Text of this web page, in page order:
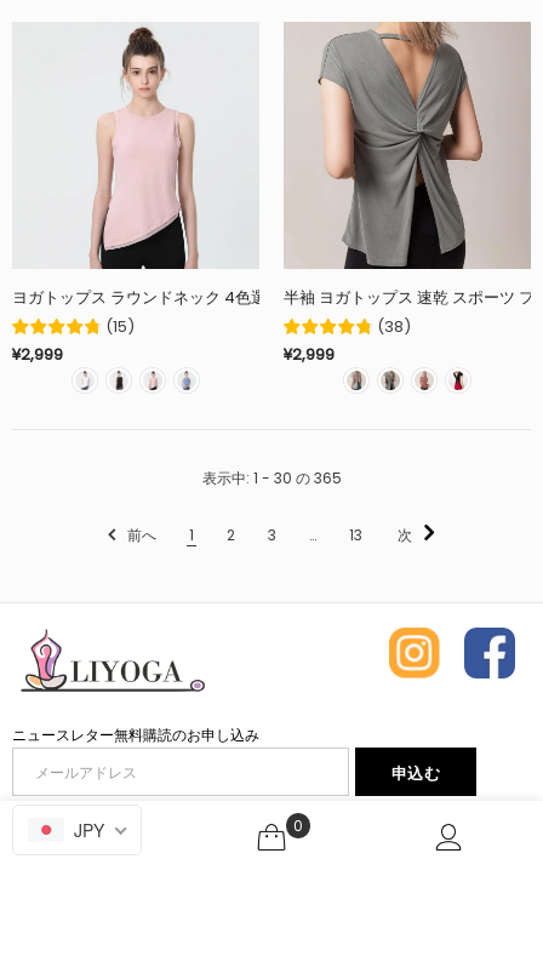
ヨガトップス ラウンドネック 4色選択可 スポ
(15)
¥2,999
(38)
¥2,999
表示中: 1 - 30 の365
前へ 1 2 3 … 13 次
ニュースレター無料購読のお申し込み
LIYOGA
0
JPY